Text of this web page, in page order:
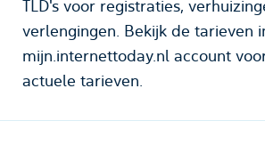
TLD's voor registraties,
verlengingen. Bekijk de tarieven
mijn.internettoday.nl account
actuele tarieven.